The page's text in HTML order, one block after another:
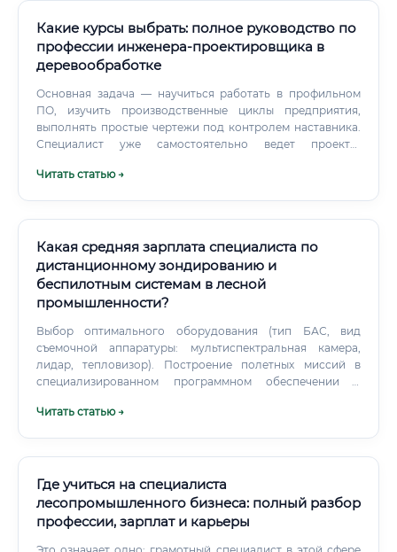
всё более популярная — компании испытывают дефицит
квалифицированных технологов и готовы вкладываться в
подготовку кадров заранее.
Какие курсы выбрать: полное руководство по
профессии инженера-проектировщика в
деревообработке
Основная задача — научиться работать в профильном
ПО, изучить производственные циклы предприятия,
выполнять простые чертежи под контролем наставника.
Специалист уже самостоятельно ведет проекты,
ответственность за свою документацию. На этом этапе
Читать статью →
Какая средняя зарплата специалиста по
дистанционному зондированию и
беспилотным системам в лесной
промышленности?
Выбор оптимального оборудования (тип БАС, вид
съемочной аппаратуры: мультиспектральная камера,
лидар, тепловизор). Построение полетных миссий в
специализированном программном обеспечении с
ограничений полетов.
Читать статью →
Где учиться на специалиста
лесопромышленного бизнеса: полный разбор
профессии, зарплат и карьеры